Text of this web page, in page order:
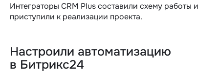
Интеграторы CRM Plus составили схему работы и
приступили к реализации проекта.
Настроили автоматизацию
в Битрикс24